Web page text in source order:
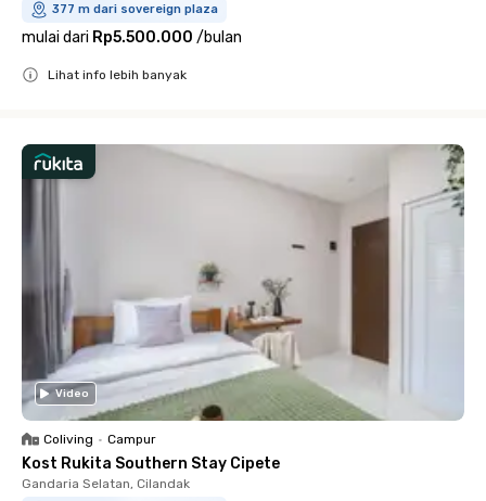
377 m dari sovereign plaza
mulai dari Rp5.500.000 /bulan
Lihat info lebih banyak
Video
Coliving • Campur
Kost Rukita Southern Stay Cipete
Gandaria Selatan, Cilandak